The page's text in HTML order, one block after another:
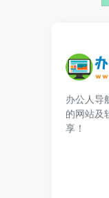
办公人导
的网站及
享！